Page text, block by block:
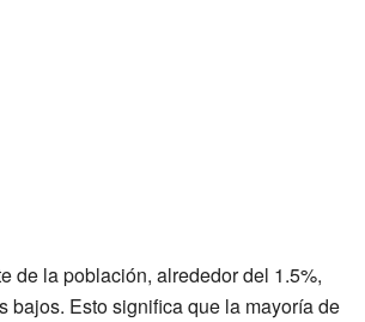
de la población, alrededor del 1.5%,
bajos. Esto significa que la mayoría de